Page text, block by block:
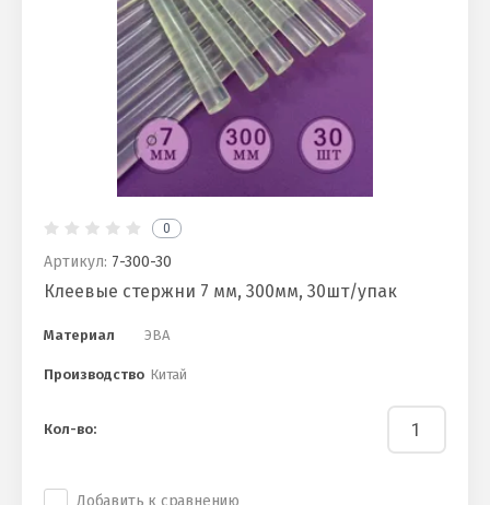
0
Артикул: 7-300-30
Клеевые стержни 7 мм, 300мм, 30шт/упак
Материал ЭВА
Производство Китай
Кол-во:
Добавить к сравнению